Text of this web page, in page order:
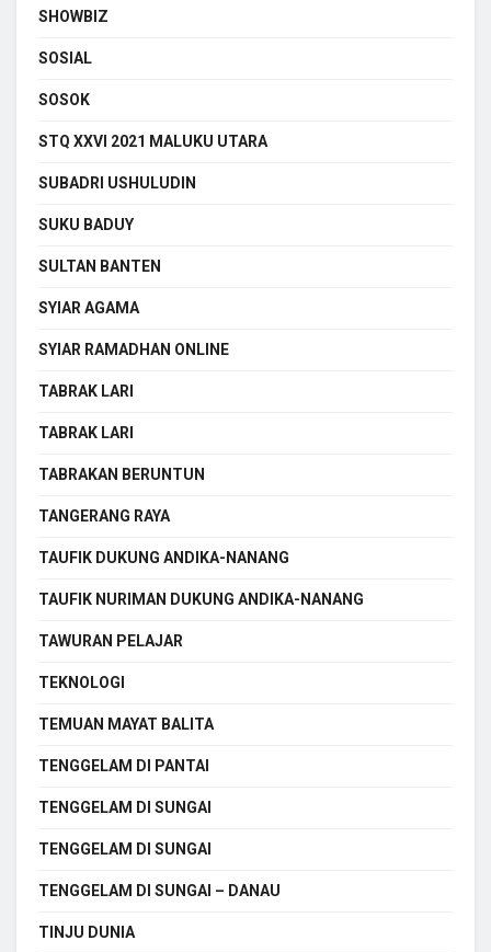
SHOWBIZ
SOSIAL
SOSOK
STQ XXVI 2021 MALUKU UTARA
SUBADRI USHULUDIN
SUKU BADUY
SULTAN BANTEN
SYIAR AGAMA
SYIAR RAMADHAN ONLINE
TABRAK LARI
TABRAK LARI
TABRAKAN BERUNTUN
TANGERANG RAYA
TAUFIK DUKUNG ANDIKA-NANANG
TAUFIK NURIMAN DUKUNG ANDIKA-NANANG
TAWURAN PELAJAR
TEKNOLOGI
TEMUAN MAYAT BALITA
TENGGELAM DI PANTAI
TENGGELAM DI SUNGAI
TENGGELAM DI SUNGAI
TENGGELAM DI SUNGAI – DANAU
TINJU DUNIA